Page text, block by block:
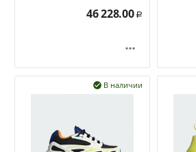
46 228.00 Р

В наличии
